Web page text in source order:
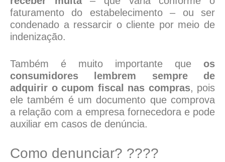
faturamento do estabelecimento – ou ser
condenado a ressarcir o cliente por meio de
indenização.
Também é muito importante que os
consumidores lembrem sempre de
adquirir o cupom fiscal nas compras, pois
ele também é um documento que comprova
a relação com a empresa fornecedora e pode
auxiliar em casos de denúncia.
Como denunciar? ????